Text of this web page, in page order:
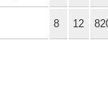
8 12